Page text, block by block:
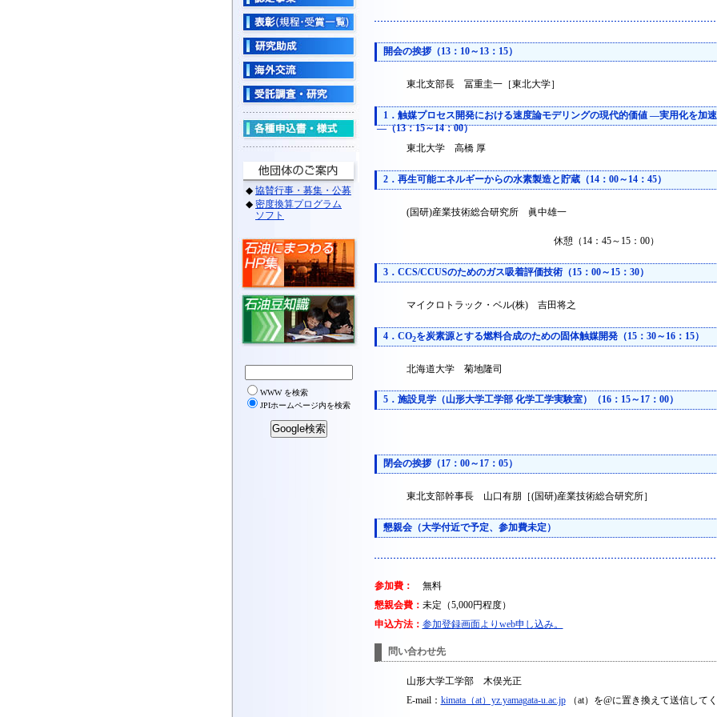
開会の挨拶（13：10～13：15）
東北支部長 冨重圭一［東北大学］
1．触媒プロセス開発における速度論モデリングの現代的価値 ―実用化を加
―（13：15～14：00）
東北大学 高橋 厚
2．再生可能エネルギーからの水素製造と貯蔵（14：00～14：45）
(国研)産業技術総合研究所 眞中雄一
休憩（14：45～15：00）
3．CCS/CCUSのためのガス吸着評価技術（15：00～15：30）
マイクロトラック・ベル(株) 吉田将之
4．CO2を炭素源とする燃料合成のための固体触媒開発（15：30～16：15）
北海道大学 菊地隆司
5．施設見学（山形大学工学部 化学工学実験室）（16：15～17：00）
閉会の挨拶（17：00～17：05）
東北支部幹事長 山口有朋［(国研)産業技術総合研究所］
懇親会（大学付近で予定、参加費未定）
参加費：
無料
懇親会費： 未定（5,000円程度）
申込方法： 参加登録画面よりweb申し込み。
問い合わせ先
山形大学工学部 木俣光正
E-mail： kimata（at）yz.yamagata-u.ac.jp（at）を@に置き換えて送信してく